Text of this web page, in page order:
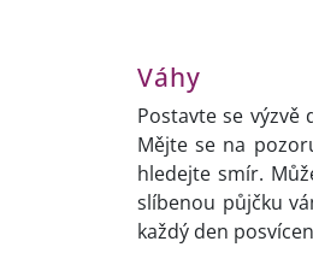
Váhy
Postavte se
Mějte se na
hledejte smír.
slíbenou půjčku
každý den